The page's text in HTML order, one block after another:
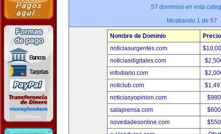
57 dominios en esta
Mostrando 1 de 57
Nombre de Dominio
Precio
noticiasurgentes.com
noticiasdigitales.com
infodiario.com
noticlub.com
noticiasyopinion.com
salaprensa.com
novedadesonline.com